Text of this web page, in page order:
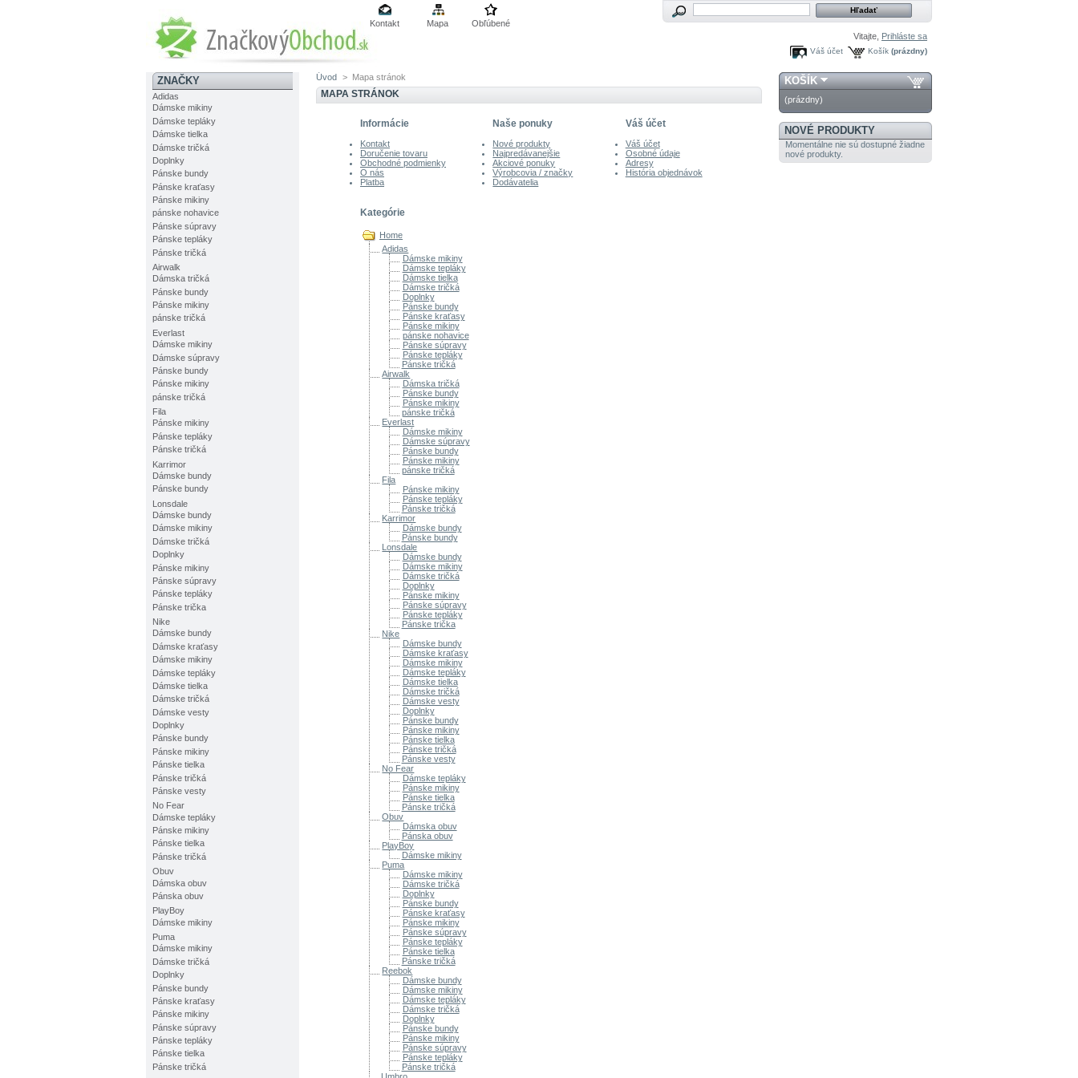
Kontakt Mapa
Obľúbené
Vitajte, Prihláste sa
Košík (prázdny)
Váš účet
ZNAČKY
Adidas
Dámske mikiny
Dámske tepláky
Dámske tielka
Dámske tričká
Doplnky
Pánske bundy
Pánske kraťasy
Pánske mikiny
pánske nohavice
Pánske súpravy
Pánske tepláky
Pánske tričká
Airwalk
Dámska tričká
Pánske bundy
Pánske mikiny
pánske tričká
Everlast
Dámske mikiny
Dámske súpravy
Pánske bundy
Pánske mikiny
pánske tričká
Fila
Pánske mikiny
Pánske tepláky
Pánske tričká
Karrimor
Dámske bundy
Pánske bundy
Lonsdale
Dámske bundy
Dámske mikiny
Dámske tričká
Doplnky
Pánske mikiny
Pánske súpravy
Pánske tepláky
Pánske trička
Nike
Dámske bundy
Dámske kraťasy
Dámske mikiny
Dámske tepláky
Dámske tielka
Dámske tričká
Dámske vesty
Doplnky
Pánske bundy
Pánske mikiny
Pánske tielka
Pánske tričká
Pánske vesty
No Fear
Dámske tepláky
Pánske mikiny
Pánske tielka
Pánske tričká
Obuv
Dámska obuv
Pánska obuv
PlayBoy
Dámske mikiny
Puma
Dámske mikiny
Dámske tričká
Doplnky
Pánske bundy
Pánske kraťasy
Pánske mikiny
Pánske súpravy
Pánske tepláky
Pánske tielka
Pánske tričká
Úvod > Mapa stránok
MAPA STRÁNOK
Informácie
Kontakt
Doručenie tovaru
Obchodné podmienky
O nás
Platba
Naše ponuky
Nové produkty
Najpredávanejšie
Akciové ponuky
Výrobcovia / značky
Dodávatelia
Váš účet
Váš účet
Osobné údaje
Adresy
História objednávok
Kategórie
Home
Adidas
Dámske mikiny
Dámske tepláky
Dámske tielka
Dámske tričká
Doplnky
Pánske bundy
Pánske kraťasy
Pánske mikiny
pánske nohavice
Pánske súpravy
Pánske tepláky
Pánske tričká
Airwalk
Dámska tričká
Pánske bundy
Pánske mikiny
pánske tričká
Everlast
Dámske mikiny
Dámske súpravy
Pánske bundy
Pánske mikiny
pánske tričká
Fila
Pánske mikiny
Pánske tepláky
Pánske tričká
Karrimor
Dámske bundy
Pánske bundy
Lonsdale
Dámske bundy
Dámske mikiny
Dámske tričká
Doplnky
Pánske mikiny
Pánske súpravy
Pánske tepláky
Pánske trička
Nike
Dámske bundy
Dámske kraťasy
Dámske mikiny
Dámske tepláky
Dámske tielka
Dámske tričká
Dámske vesty
Doplnky
Pánske bundy
Pánske mikiny
Pánske tielka
Pánske tričká
Pánske vesty
No Fear
Dámske tepláky
Pánske mikiny
Pánske tielka
Pánske tričká
Obuv
Dámska obuv
Pánska obuv
PlayBoy
Dámske mikiny
Puma
Dámske mikiny
Dámske tričká
Doplnky
Pánske bundy
Pánske kraťasy
Pánske mikiny
Pánske súpravy
Pánske tepláky
Pánske tielka
Pánske tričká
Reebok
Dámske bundy
Dámske mikiny
Dámske tepláky
Dámske tričká
Doplnky
Pánske bundy
Pánske mikiny
Pánske súpravy
Pánske tepláky
Pánske tričká
KOŠÍK
(prázdny)
NOVÉ PRODUKTY
Momentálne nie sú dostupné žiadne
nové produkty.